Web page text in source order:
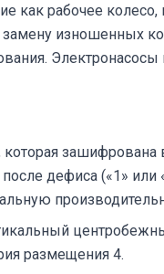
как рабочее
изношенных
которая
дефиса («1»
размещения 4.